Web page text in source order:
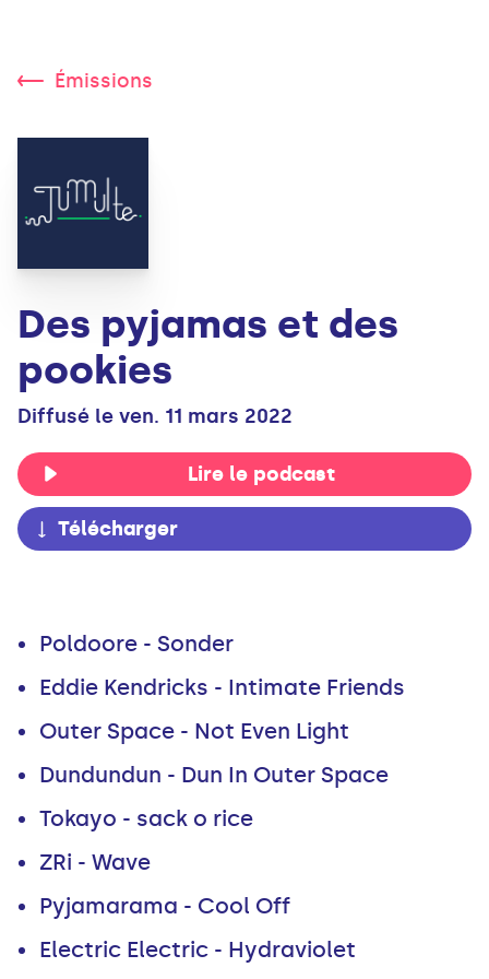
Émissions
Des pyjamas et des
pookies
Diffusé le ven. 11 mars 2022
Lire le podcast
Télécharger
Poldoore - Sonder
Eddie Kendricks - Intimate Friends
Outer Space - Not Even Light
Dundundun - Dun In Outer Space
Tokayo - sack o rice
ZRi - Wave
Pyjamarama - Cool Off
Electric Electric - Hydraviolet